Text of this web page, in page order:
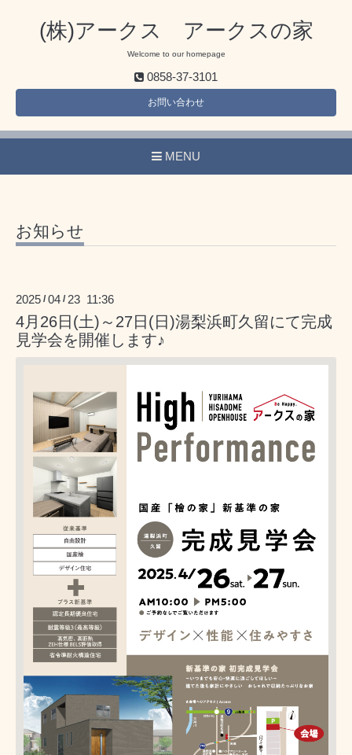
(株)アークス アークスの家
Welcome to our homepage
0858-37-3101
お問い合わせ
MENU
お知らせ
2025 /04 / 23 11:36
4月26日(土)～27日(日)湯梨浜町久留にて完成
見学会を開催します♪